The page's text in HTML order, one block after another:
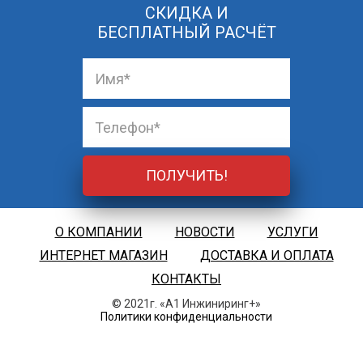
СКИДКА И
БЕСПЛАТНЫЙ РАСЧЁТ
О КОМПАНИИ НОВОСТИ
УСЛУГИ
ИНТЕРНЕТ МАГАЗИН
ДОСТАВКА И ОПЛАТА
КОНТАКТЫ
© 2021г. «А1 Инжиниринг+»
Политики конфиденциальности